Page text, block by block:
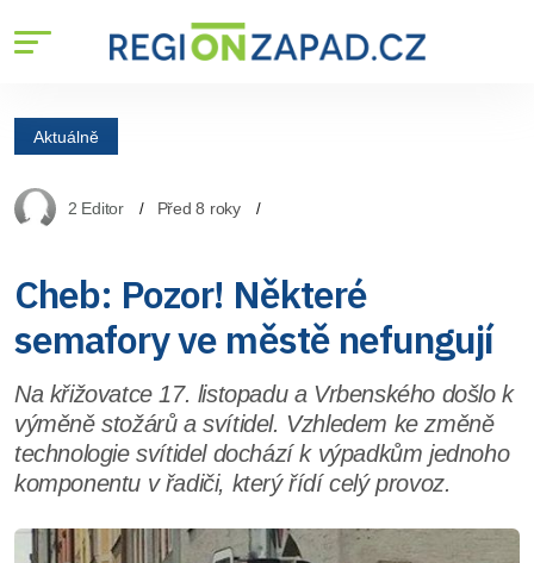
Aktuálně
2 Editor Před 8 roky
Cheb: Pozor! Některé
semafory ve městě nefungují
Na křižovatce 17. listopadu a Vrbenského došlo k
výměně stožárů a svítidel. Vzhledem ke změně
technologie svítidel dochází k výpadkům jednoho
komponentu v řadiči, který řídí celý provoz.